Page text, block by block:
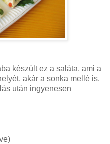
készült ez a saláta, ami a
akár a sonka mellé is.
után ingyenesen